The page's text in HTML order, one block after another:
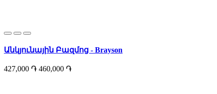
Անկյունային Բազմոց - Brayson
427,000 ֏ 460,000 ֏